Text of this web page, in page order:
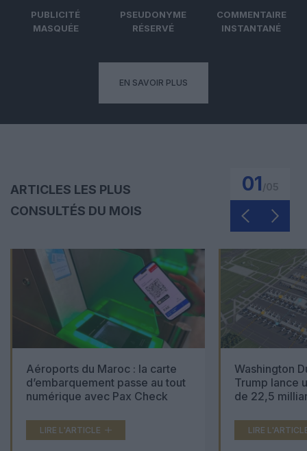
PUBLICITÉ
MASQUÉE
PSEUDONYME
RÉSERVÉ
COMMENTAIRE
INSTANTANÉ
EN SAVOIR PLUS
ARTICLES LES PLUS
CONSULTÉS DU MOIS
01
Aéroports du Maroc : la carte
d’embarquement passe au tout
numérique avec Pax Check
LIRE L'ARTICLE
Washington
Trump lance
de 22,5
LIRE